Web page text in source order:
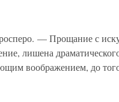
— Прощание с
лишена
воображением, до